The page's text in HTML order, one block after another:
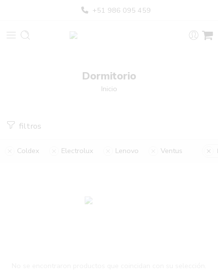
+51 986 095 459
Dormitorio
Inicio
filtros
Coldex Electrolux Lenovo Ventus